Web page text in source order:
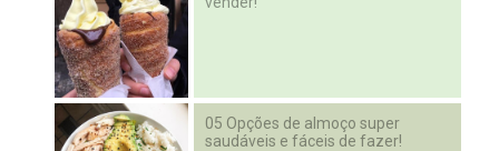
05 Opções de almoço super
saudáveis e fáceis de fazer!